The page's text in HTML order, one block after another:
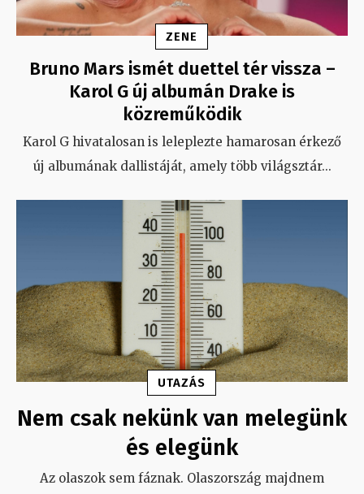
ZENE
Bruno Mars ismét duettel tér vissza –
Karol G új albumán Drake is
közreműködik
Karol G hivatalosan is leleplezte hamarosan érkező
új albumának dallistáját, amely több világsztár...
UTAZÁS
Nem csak nekünk van melegünk
és elegünk
Az olaszok sem fáznak. Olaszország majdnem